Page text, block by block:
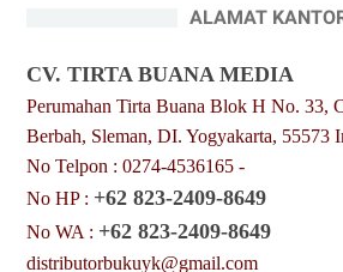
ALAMAT
CV. TIRTA BUANA MEDIA
Perumahan Tirta Buana Blok H No. 33,
Berbah, Sleman, DI. Yogyakarta, 55573
No Telpon : 0274-4536165 -
No HP : +62 823-2409-8649
No WA : +62 823-2409-8649
distributorbukuyk@gmail.com